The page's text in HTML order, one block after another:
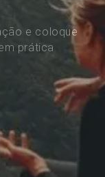
e coloque
prática